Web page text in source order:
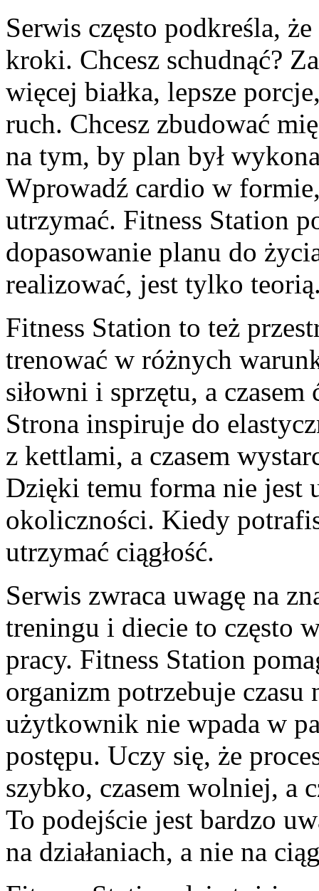
Serwis często podkreśla,
kroki. Chcesz schudnąć?
więcej białka, lepsze
ruch. Chcesz zbudować
na tym, by plan był
Wprowadź cardio w
utrzymać. Fitness Station
dopasowanie planu do
realizować, jest tylko
Fitness Station to też
trenować w różnych
siłowni i sprzętu, a
Strona inspiruje do
z kettlami, a czasem
Dzięki temu forma nie jest
okoliczności. Kiedy
utrzymać ciągłość.
Serwis zwraca uwagę na
treningu i diecie to często
pracy. Fitness Station
organizm potrzebuje czasu
użytkownik nie wpada w
postępu. Uczy się, że
szybko, czasem wolniej, a
To podejście jest bardzo
na działaniach, a nie na